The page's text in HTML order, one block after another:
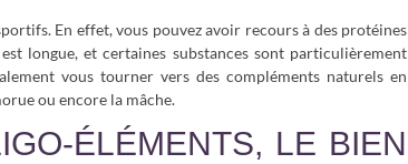
En effet, vous pouvez avoir recours à des protéines
longue, et certaines substances sont particulièrement
vous tourner vers des compléments naturels en
ou encore la mâche.
ÉLÉMENTS, LE BIEN